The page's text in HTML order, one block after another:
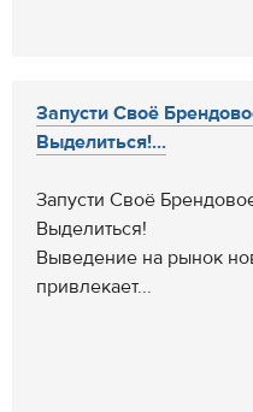
Запусти Своё
Выделиться!...
Запусти Своё
Выделиться!
Выведение на рынок
привлекает...